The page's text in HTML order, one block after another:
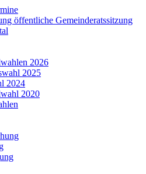
öffentliche Gemeinderatssitzung
2026
2025
2024
2020